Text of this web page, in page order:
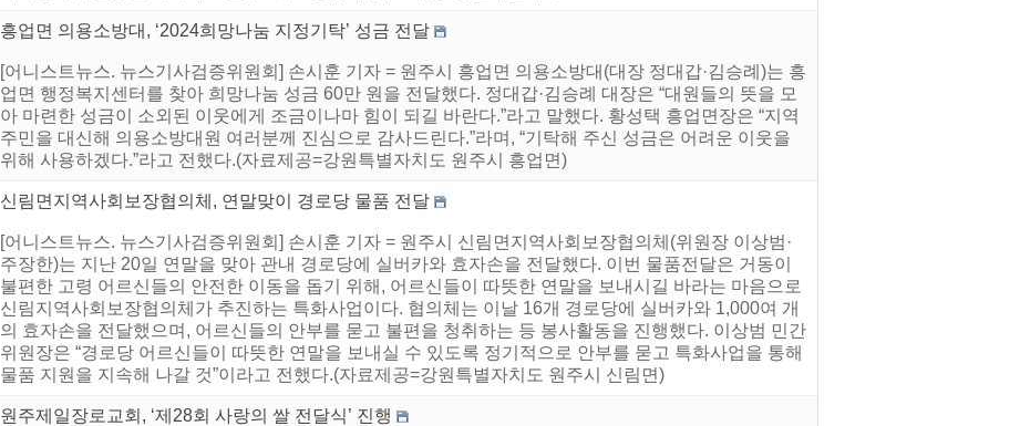
흥업면 의용소방대, ‘2024희망나눔 지정기탁’ 성금 전달
[어니스트뉴스. 뉴스기사검증위원회] 손시훈 기자 = 원주시 흥업면 의용소방대(대장 정대갑·김승례)는 흥
업면 행정복지센터를 찾아 희망나눔 성금 60만 원을 전달했다. 정대갑·김승례 대장은 “대원들의 뜻을 모
아 마련한 성금이 소외된 이웃에게 조금이나마 힘이 되길 바란다.”라고 말했다. 황성택 흥업면장은 “지역
주민을 대신해 의용소방대원 여러분께 진심으로 감사드린다.”라며, “기탁해 주신 성금은 어려운 이웃을
위해 사용하겠다.”라고 전했다.(자료제공=강원특별자치도 원주시 흥업면)
신림면지역사회보장협의체, 연말맞이 경로당 물품 전달
[어니스트뉴스. 뉴스기사검증위원회] 손시훈 기자 = 원주시 신림면지역사회보장협의체(위원장 이상범·
주장한)는 지난 20일 연말을 맞아 관내 경로당에 실버카와 효자손을 전달했다. 이번 물품전달은 거동이
불편한 고령 어르신들의 안전한 이동을 돕기 위해, 어르신들이 따뜻한 연말을 보내시길 바라는 마음으로
신림지역사회보장협의체가 추진하는 특화사업이다. 협의체는 이날 16개 경로당에 실버카와 1,000여 개
의 효자손을 전달했으며, 어르신들의 안부를 묻고 불편을 청취하는 등 봉사활동을 진행했다. 이상범 민간
위원장은 “경로당 어르신들이 따뜻한 연말을 보내실 수 있도록 정기적으로 안부를 묻고 특화사업을 통해
물품 지원을 지속해 나갈 것”이라고 전했다.(자료제공=강원특별자치도 원주시 신림면)
원주제일장로교회, ‘제28회 사랑의 쌀 전달식’ 진행